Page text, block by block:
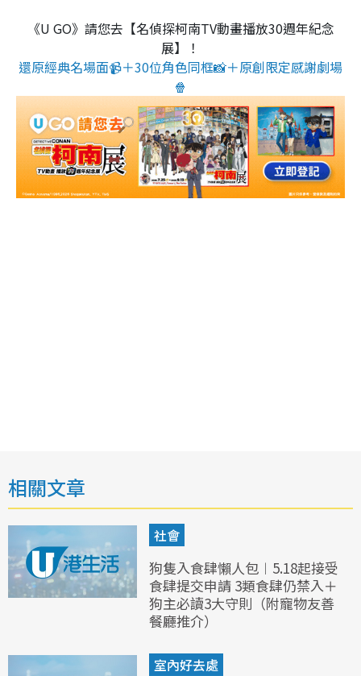
《U GO》請您去【名偵探柯南TV動畫播放30週年紀念
展】！
還原經典名場面📹＋30位角色同框📸＋原創限定感謝劇場
🍿
相關文章
社會
狗隻入食肆懶人包︱5.18起接受
食肆提交申請 3類食肆仍禁入＋
狗主必讀3大守則（附寵物友善
餐廳推介）
室內好去處